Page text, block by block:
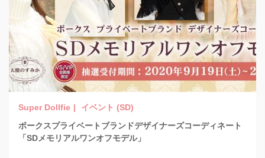
イベント (SD)
ボークスプライベートブランドデザイナーズコーディネート
「SDメモリアルワンオフモデル」